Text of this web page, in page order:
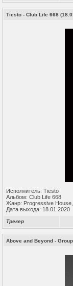
Tiesto - Club Life 668
Исполнитель: Tiesto
Альбом: Club Life 668
Жанр: Progressive
Дата выхода: 18.01.2020
Трекер
Above and Beyond -